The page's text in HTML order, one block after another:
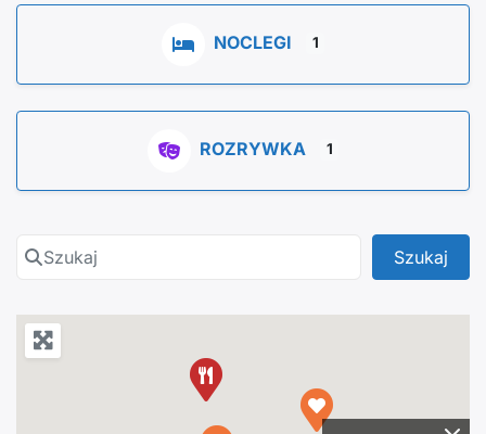
NOCLEGI 1
ROZRYWKA 1
Szukaj Szukaj